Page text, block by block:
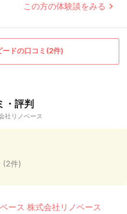
この方の体験談をみる
ードの口コミ(2件)
・評判
社リノベース
(2件)
ース 株式会社リノベース